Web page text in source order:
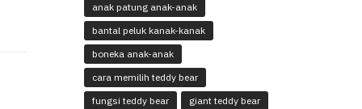
anak patung anak-anak
bantal peluk kanak-kanak
boneka anak-anak
cara memilih teddy bear
fungsi teddy bear
giant teddy bear